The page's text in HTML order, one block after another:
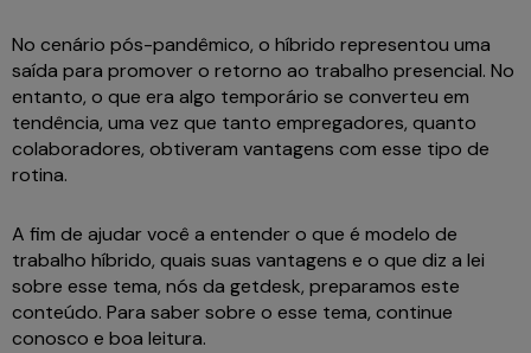
No cenário pós-pandêmico, o híbrido representou uma
saída para promover o retorno ao trabalho presencial. No
entanto, o que era algo temporário se converteu em
tendência, uma vez que tanto empregadores, quanto
colaboradores, obtiveram vantagens com esse tipo de
rotina.
A fim de ajudar você a entender o que é modelo de
trabalho híbrido, quais suas vantagens e o que diz a lei
sobre esse tema, nós da getdesk, preparamos este
conteúdo. Para saber sobre o esse tema, continue
conosco e boa leitura.